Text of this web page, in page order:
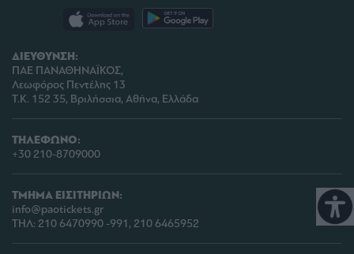
ΔΙΕΥΘΥΝΣΗ:
ΠΑΕ ΠΑΝΑΘΗΝΑΪΚΟΣ,
Λεωφόρος Πεντέλης 13
Τ.Κ. 152 35, Βριλήσσια, Αθήνα, Ελλάδα
ΤΗΛΕΦΩΝΟ:
+30 210-8709000
ΤΜΗΜΑ ΕΙΣΙΤΗΡΙΩΝ:
info@paotickets.gr
ΤΗΛ: 210 6470990 -991, 210 6465952